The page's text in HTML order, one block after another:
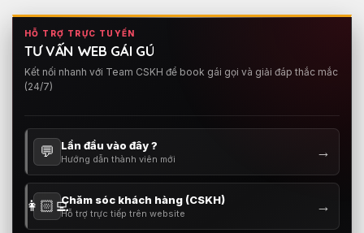
HỖ TRỢ TRỰC TUYẾN
TƯ VẤN WEB GÁI GÚ
Kết nối nhanh với Team CSKH để book gái gọi và giải đáp thắc mắc
(24/7)
💬 Lần đầu vào đây ?
Hướng dẫn thành viên mới →
👩🏻‍💻Chăm sóc khách hàng (CSKH)
Hỗ trợ trực tiếp trên website →